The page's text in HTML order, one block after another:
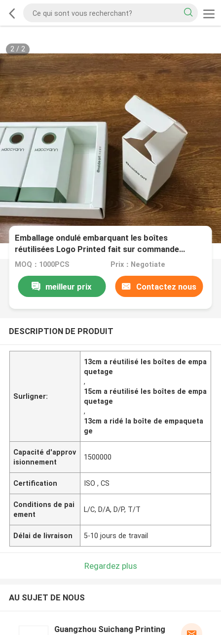
2/ 2
Emballage ondulé embarquant les boîtes
réutilisées Logo Printed fait sur commande
d'emballage 13cm 15cm
MOQ：1000PCS Prix：Negotiate
meilleur prix Contactez nous
DESCRIPTION DE PRODUIT
Surligner:
13cm a réutilisé les boîtes de empa
quetage
,
15cm a réutilisé les boîtes de empa
quetage
,
13cm a ridé la boîte de empaqueta
ge
Capacité d'approv
isionnement
1500000
Certification ISO , CS
Conditions de pai
ement
L/C, D/A, D/P, T/T
Délai de livraison 5-10 jours de travail
Regardez plus
AU SUJET DE NOUS
Guangzhou Suichang Printing